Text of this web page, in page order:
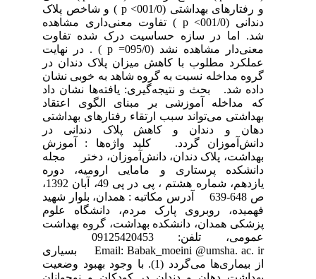
و رفتارهای بهداشتی (001/0> p ) و شاخص پلاک
دندانی (001/0> p ) تفاوت معنی‌داری مشاهده
شد. اما در سازه حساسیت درک شده تفاوت
معنی‌دار مشاهده نشد (095/0= p ) . در نهایت
عملکرد مطلوب با کاهش میزان پلاک دندان در
گروه مداخله نسبت به گروه شاهد به خوبی نشان
داده شد. بحث و نتیجه‌گیری: یافته‌ها نشان داد
که مداخله آموزشی بر مبنای الگوی اعتقاد
بهداشتی می‌تواند سبب ارتقاء رفتارهای بهداشتی
دهان و دندان و کاهش پلاک دندانی در
دانش‌آموزان گردد. کلید واژه‌ها : آموزش
بهداشت، پلاک دندان، دانش‌آموزان، دختر مجله
دانشکده پرستاری و مامایی ارومیه، دوره
یازدهم، شماره هشتم ، پی در پی 49، آبان 1392،
ص 648-639 آدرس مکاتبه : همدان، بلوار شهید
فهمیده، روبروی پارک مردم، دانشگاه علوم
پزشکی همدان، دانشکده بهداشت، گروه بهداشت
عمومی، تلفن: 09125420453
Email: Babak_moeini @umsha. ac. ir بسیاری
از بیماری‌ها می‌گردد (1). با وجود بهبود وضعیت